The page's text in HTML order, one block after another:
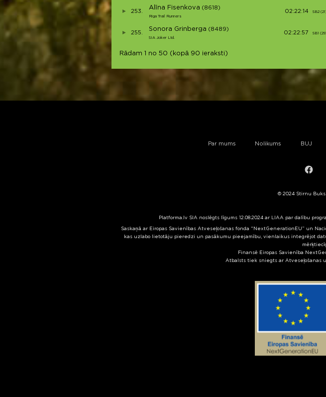
253.
Alīna Fisenkova (8618)
Riga Trail Runners
02:22:14 SB2
255.
Sonora Grinberga (8489)
SIA Joker Ltd.
02:22:57 SB1
Rādam 1 no 50 (kopā 90 ieraksti)
Par mums Nolikums BUJ
© 2024 Stirnu
Platforma.lv SIA noslēgts līgums 12.08.2024 ar LIAA par dalību
Saskaņā ar Eiropas Savienības Atveseļošanas fonda “NextGenerationEU” un
kas uzlabo lietotāju pieredzi un pasākumu pieejamību, vienlaikus integrējot
Finansē Eiropas Savienība
Atbalsts tiek sniegts ar Atveseļošanas